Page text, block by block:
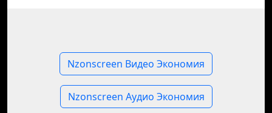
Nzonscreen Видео Экономия
Nzonscreen Аудио Экономия